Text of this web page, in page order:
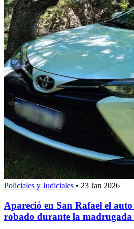
Policiales y Judiciales • 23 Jan 2026
Apareció en San Rafael el
robado durante la